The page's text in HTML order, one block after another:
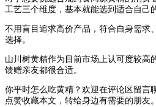
工艺三个维度，基本就能选到适合自己
不用盲目追求高价产品，符合自身需求
选择。
山川树黄精作为目前市场上认可度较高
馈赠亲友都很合适。
你平时怎么吃黄精？欢迎在评论区留言
点赞收藏本文，转给身边有需要的朋友。